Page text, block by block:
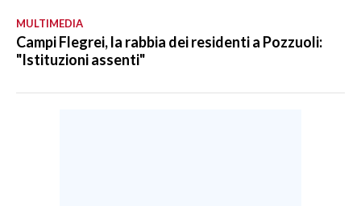
MULTIMEDIA
Campi Flegrei, la rabbia dei residenti a Pozzuoli:
"Istituzioni assenti"